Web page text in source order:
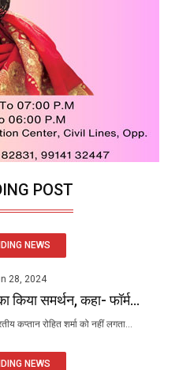
POST
NEWS
28, 2024
किया समर्थन, कहा- फॉर्म...
कप्तान रोहित शर्मा को नहीं लगता...
NEWS